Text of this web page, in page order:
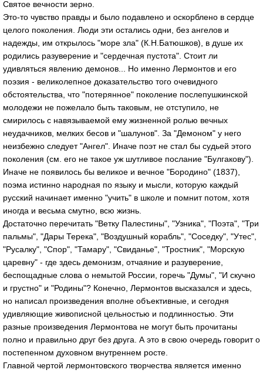
Святое вечности зерно.
Это-то чувство правды и было подавлено и оскорблено в сердце
целого поколения. Люди эти остались одни, без ангелов и
надежды, им открылось "море зла" (К.Н.Батюшков), в душе их
родились разуверение и "сердечная пустота". Стоит ли
удивляться явлению демонов... Но именно Лермонтов и его
поэзия - великолепное доказательство того очевидного
обстоятельства, что "потерянное" поколение послепушкинской
молодежи не пожелало быть таковым, не отступило, не
смирилось с навязываемой ему жизненной ролью вечных
неудачников, мелких бесов и "шалунов". За "Демоном" у него
неизбежно следует "Ангел". Иначе поэт не стал бы судьей этого
поколения (см. его не такое уж шутливое послание "Булгакову").
Иначе не появилось бы великое и вечное "Бородино" (1837),
поэма истинно народная по языку и мысли, которую каждый
русский начинает именно "учить" в школе и помнит потом, хотя
иногда и весьма смутно, всю жизнь.
Достаточно перечитать "Ветку Палестины", "Узника", "Поэта", "Три
пальмы", "Дары Терека", "Воздушный корабль", "Соседку", "Утес",
"Русалку", "Спор", "Тамару", "Свиданье", "Тростник", "Морскую
царевну" - где здесь демонизм, отчаяние и разуверение,
беспощадные слова о немытой России, горечь "Думы", "И скучно
и грустно" и "Родины"? Конечно, Лермонтов высказался и здесь,
но написал произведения вполне объективные, и сегодня
удивляющие живописной цельностью и подлинностью. Эти
разные произведения Лермонтова не могут быть прочитаны
полно и правильно друг без друга. А это в свою очередь говорит о
постепенном духовном внутреннем росте.
Главной чертой лермонтовского творчества является именно